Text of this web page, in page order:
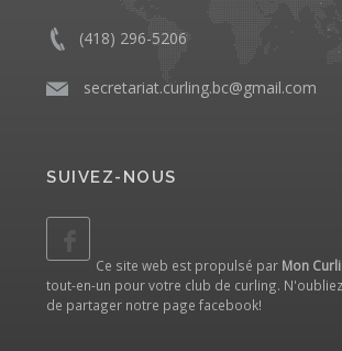
(418) 296-5206
secretariat.curling.bc@gmail.com
SUIVEZ-NOUS
Ce site web est propulsé par Mon
tout-en-un pour votre club de curling.
de partager notre page facebook!